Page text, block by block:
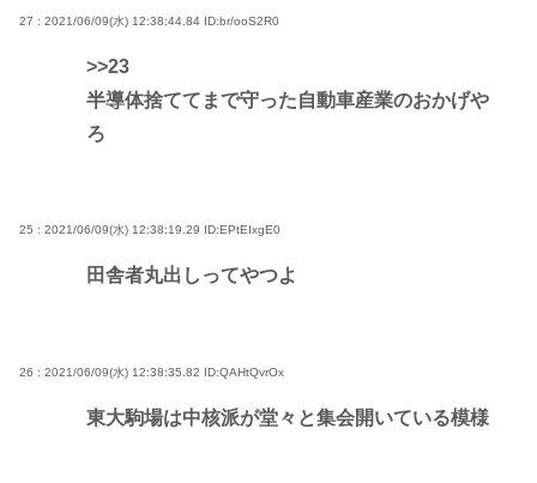
27 : 2021/06/09(水) 12:38:44.84 ID:br/ooS2R0
>>23
半導体捨ててまで守った自動車産業のおかげや
ろ
25 : 2021/06/09(水) 12:38:19.29 ID:EPtEIxgE0
田舎者丸出しってやつよ
26 : 2021/06/09(水) 12:38:35.82 ID:QAHtQvrOx
東大駒場は中核派が堂々と集会開いている模様